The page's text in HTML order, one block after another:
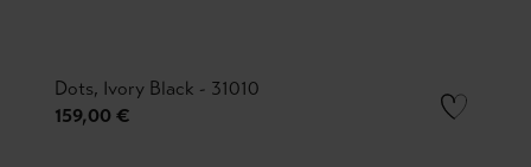
Dots, Ivory Black - 31010
159,00 €